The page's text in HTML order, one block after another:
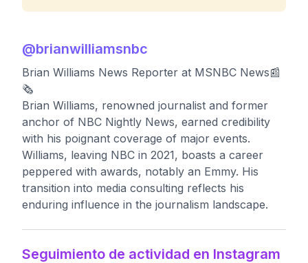
@brianwilliamsnbc
Brian Williams News Reporter at MSNBC News📰
🗞️
Brian Williams, renowned journalist and former
anchor of NBC Nightly News, earned credibility
with his poignant coverage of major events.
Williams, leaving NBC in 2021, boasts a career
peppered with awards, notably an Emmy. His
transition into media consulting reflects his
enduring influence in the journalism landscape.
Seguimiento de actividad en Instagram